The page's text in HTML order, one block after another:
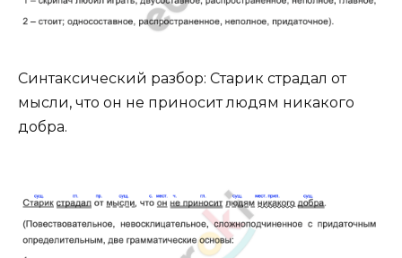
Синтаксический разбор: Старик страдал от
мысли, что он не приносит людям никакого
добра.